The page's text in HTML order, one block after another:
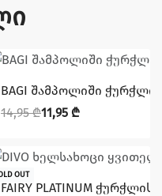
დამცავი მარილი
BAGI შამპოლიში
14,95₾11,95 ₾
სითხე
OUT
FAIRY PLATINUM